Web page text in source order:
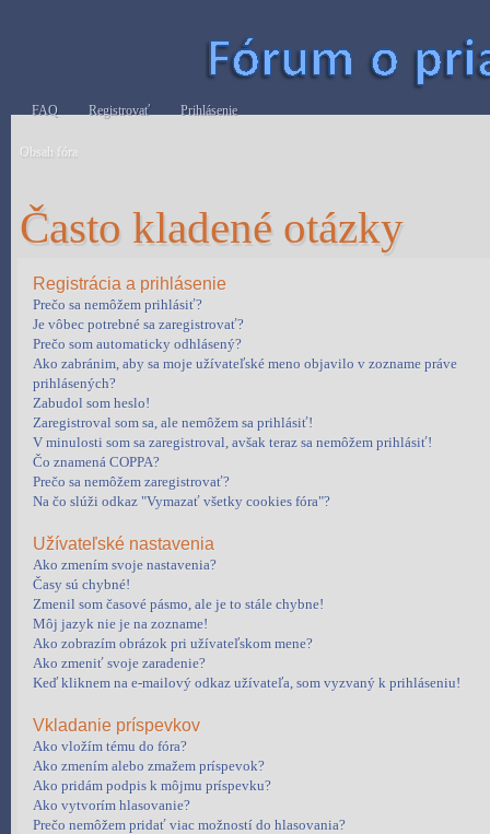
FAQ Registrovať Prihlásenie
Obsah fóra
Často kladené otázky
Registrácia a prihlásenie
Prečo sa nemôžem prihlásiť?
Je vôbec potrebné sa zaregistrovať?
Prečo som automaticky odhlásený?
Ako zabránim, aby sa moje užívateľské meno objavilo v zozname práve
prihlásených?
Zabudol som heslo!
Zaregistroval som sa, ale nemôžem sa prihlásiť!
V minulosti som sa zaregistroval, avšak teraz sa nemôžem prihlásiť!
Čo znamená COPPA?
Prečo sa nemôžem zaregistrovať?
Na čo slúži odkaz "Vymazať všetky cookies fóra"?
Užívateľské nastavenia
Ako zmením svoje nastavenia?
Časy sú chybné!
Zmenil som časové pásmo, ale je to stále chybne!
Môj jazyk nie je na zozname!
Ako zobrazím obrázok pri užívateľskom mene?
Ako zmeniť svoje zaradenie?
Keď kliknem na e-mailový odkaz užívateľa, som vyzvaný k prihláseniu!
Vkladanie príspevkov
Ako vložím tému do fóra?
Ako zmením alebo zmažem príspevok?
Ako pridám podpis k môjmu príspevku?
Ako vytvorím hlasovanie?
Prečo nemôžem pridať viac možností do hlasovania?